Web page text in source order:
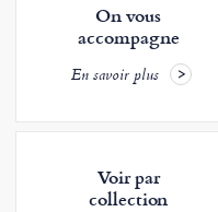
On vous
accompagne
En savoir plus
Voir par
collection